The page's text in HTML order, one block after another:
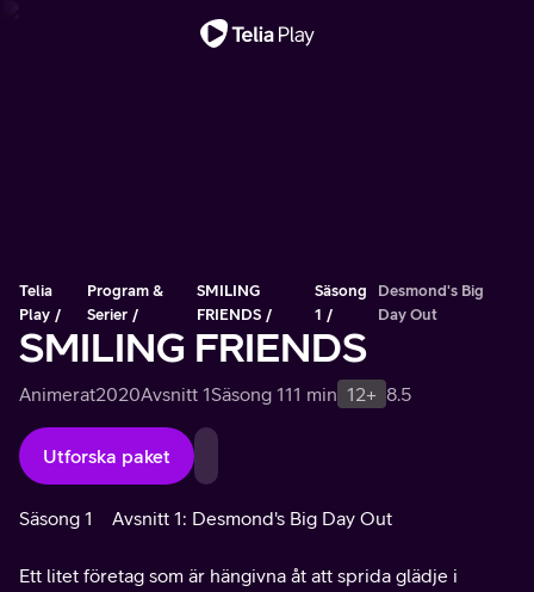
Telia
Play
Program &
Serier
SMILING
FRIENDS
Säsong
1
Desmond's Big
Day Out
SMILING FRIENDS
Animerat2020Avsnitt 1Säsong 111 min 12+ 8.5
Utforska paket
Säsong 1 Avsnitt 1: Desmond's Big Day Out
Ett litet företag som är hängivna åt att sprida glädje i